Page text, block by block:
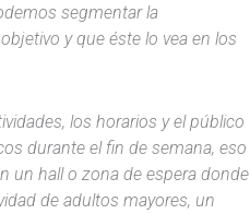
segmentar la
y que éste lo vea en los
los horarios y el público
durante el fin de semana, eso
un hall o zona de espera donde
de adultos mayores, un